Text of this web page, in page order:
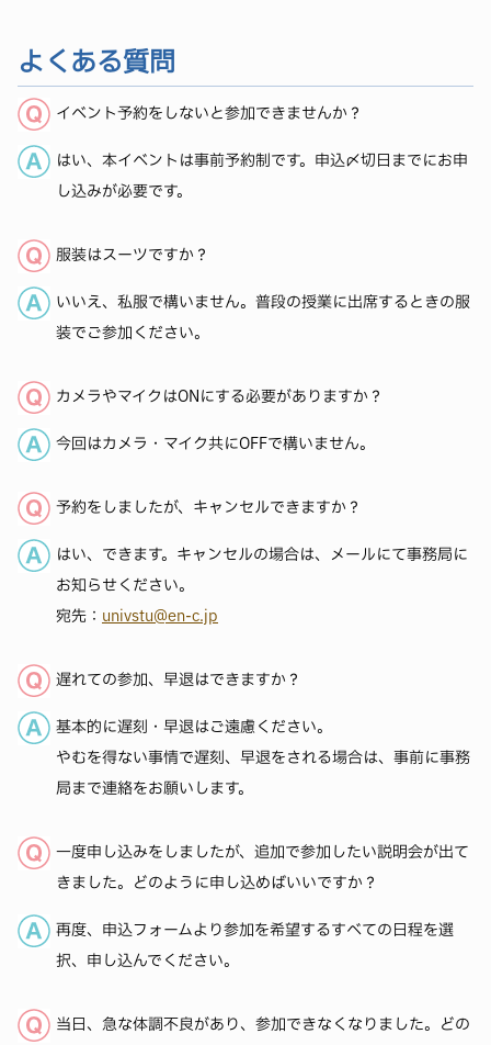
よくある質問
イベント予約をしないと参加できませんか？
はい、本イベントは事前予約制です。申込〆切日までにお申
し込みが必要です。
服装はスーツですか？
いいえ、私服で構いません。普段の授業に出席するときの服
装でご参加ください。
カメラやマイクはONにする必要がありますか？
今回はカメラ・マイク共にOFFで構いません。
予約をしましたが、キャンセルできますか？
はい、できます。キャンセルの場合は、メールにて事務局に
お知らせください。
宛先： univstu@en-c.jp
遅れての参加、早退はできますか？
基本的に遅刻・早退はご遠慮ください。
やむを得ない事情で遅刻、早退をされる場合は、事前に事務
局まで連絡をお願いします。
一度申し込みをしましたが、追加で参加したい説明会が出て
きました。どのように申し込めばいいですか？
再度、申込フォームより参加を希望するすべての日程を選
択、申し込んでください。
当日、急な体調不良があり、参加できなくなりました。どの